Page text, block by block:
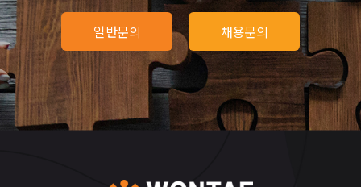
일반문의 채용문의